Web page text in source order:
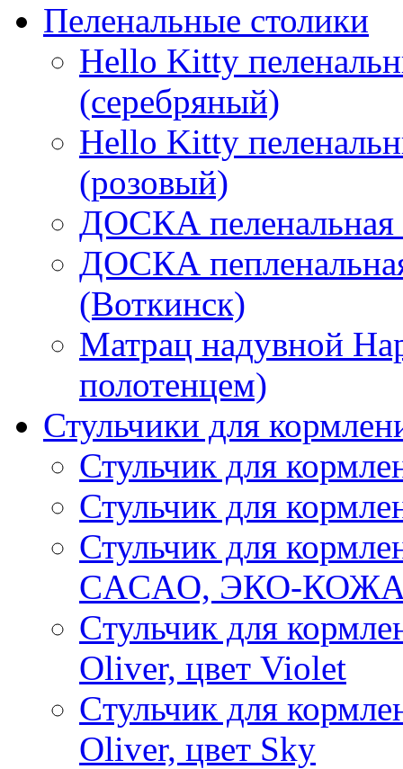
Пеленальные столики
Hello Kitty
(серебряный)
Hello Kitty
(розовый)
ДОСКА пеленальная
ДОСКА
(Воткинск)
Матрац надувной
полотенцем)
Стульчики для
Стульчик для
Стульчик для
Стульчик для
CACAO, ЭКО-КОЖА,
Cтульчик для
Oliver, цвет Violet
Cтульчик для
Oliver, цвет Sky